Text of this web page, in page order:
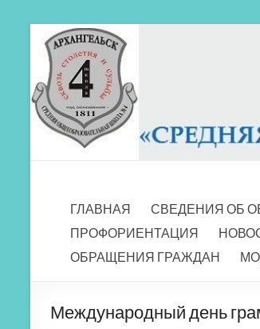
Перейти
содержимому
МБОУ СШ 4
ГЛАВНАЯ
СВЕДЕНИЯ ОБ
ПРОФОРИЕНТАЦИЯ
ОБРАЩЕНИЯ ГРАЖДАН
Международный день